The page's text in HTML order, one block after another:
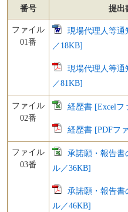
番号 提出
ファイル
01番
現場代理人等通
／18KB]
現場代理人等通
／81KB]
ファイル
02番
経歴書 [Excelフ
経歴書 [PDFフ
ファイル
03番
承諾願・報告書
ル／36KB]
承諾願・報告書
ル／46KB]